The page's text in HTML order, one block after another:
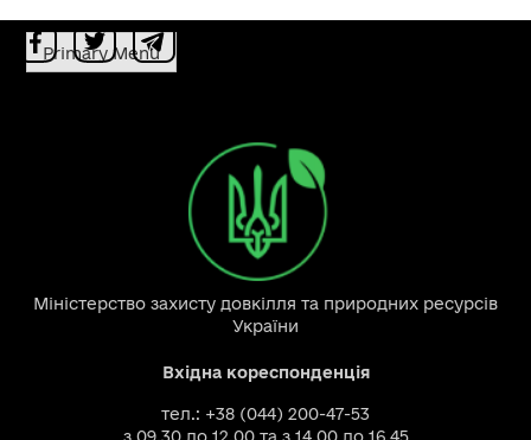
Primary Menu
Міністерство захисту довкілля та природних ресурсів
України
Вхідна кореспонденція
тел.: +38 (044) 200-47-53